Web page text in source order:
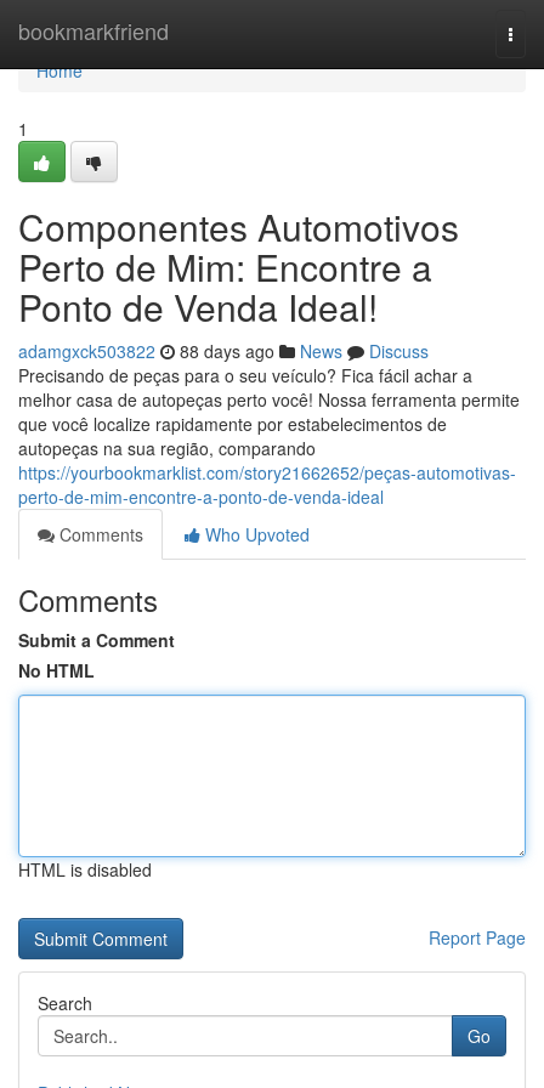
bookmarkfriend
Home
Home
1
Componentes Automotivos
Perto de Mim: Encontre a
Ponto de Venda Ideal!
adamgxck503822 88 days ago News
Discuss
Precisando de peças para o seu veículo? Fica fácil achar a
melhor casa de autopeças perto você! Nossa ferramenta permite
que você localize rapidamente por estabelecimentos de
autopeças na sua região, comparando
https://yourbookmarklist.com/story21662652/peças-automotivas-
perto-de-mim-encontre-a-ponto-de-venda-ideal
Comments
Who Upvoted
Comments
Submit a Comment
No HTML
HTML is disabled
Report Page
Search
Go